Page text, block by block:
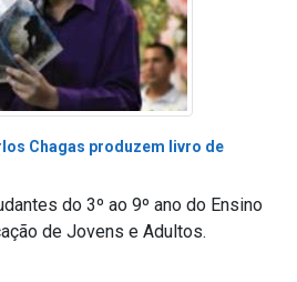
Chagas produzem livro de
do 3º ao 9º ano do Ensino
de Jovens e Adultos.